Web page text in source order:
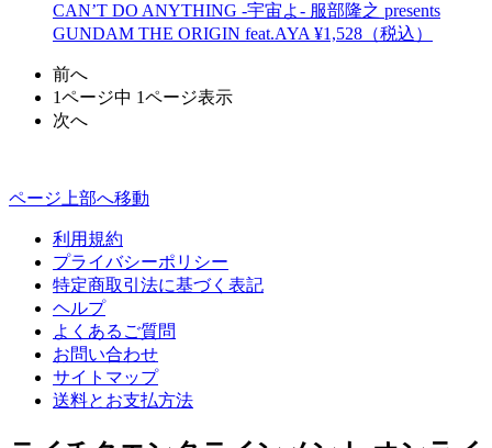
CAN’T DO ANYTHING -宇宙よ- 服部隆之 presents
GUNDAM THE ORIGIN feat.AYA ¥1,528（税込）
前へ
1ページ中 1ページ表示
次へ
ページ上部へ移動
利用規約
プライバシーポリシー
特定商取引法に基づく表記
ヘルプ
よくあるご質問
お問い合わせ
サイトマップ
送料とお支払方法